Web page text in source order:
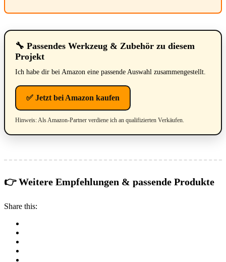
🔧 Passendes Werkzeug & Zubehör zu diesem
Projekt
Ich habe dir bei Amazon eine passende Auswahl zusammengestellt.
✅ Jetzt bei Amazon kaufen
Hinweis: Als Amazon-Partner verdiene ich an qualifizierten Verkäufen.
👉 Weitere Empfehlungen & passende Produkte
Share this: